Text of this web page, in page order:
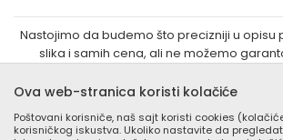
Nastojimo da budemo što precizniji u opisu
slika i samih cena, ali ne možemo
su deo naše ponude i ne podrazumeva
besplatnim pozivom Call Centra na +381 (0)
Ova web-stranica koristi kolačiće
Poštovani korisniče, naš sajt koristi cookies
korisničkog iskustva. Ukoliko nastavite da